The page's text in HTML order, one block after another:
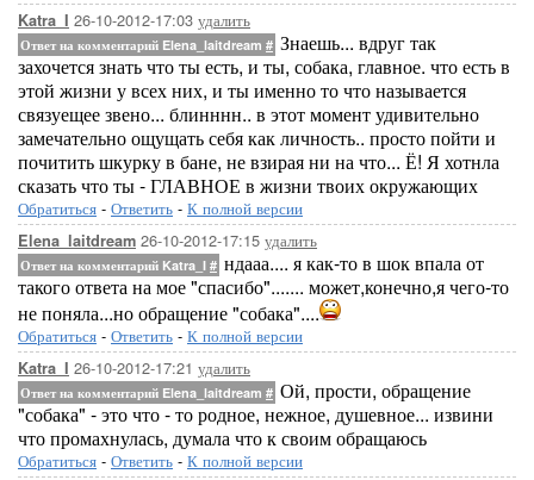
Katra_I 26-10-2012-17:03 удалить
Ответ на комментарий Elena_laitdream # Знаешь... вдруг так
захочется знать что ты есть, и ты, собака, главное. что есть в
этой жизни у всех них, и ты именно то что называется
связуещее звено... блинннн.. в этот момент удивительно
замечательно ощущать себя как личность.. просто пойти и
почитить шкурку в бане, не взирая ни на что... Ё! Я хотнла
сказать что ты - ГЛАВНОЕ в жизни твоих окружающих
Обратиться - Ответить - К полной версии
Elena_laitdream 26-10-2012-17:15 удалить
Ответ на комментарий Katra_I # ндааа.... я как-то в шок впала от
такого ответа на мое "спасибо"....... может,конечно,я чего-то
не поняла...но обращение "собака"....
Обратиться - Ответить - К полной версии
Katra_I 26-10-2012-17:21 удалить
Ответ на комментарий Elena_laitdream # Ой, прости, обращение
"собака" - это что - то родное, нежное, душевное... извини
что промахнулась, думала что к своим обращаюсь
Обратиться - Ответить - К полной версии